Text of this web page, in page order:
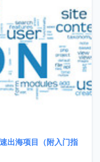
出海项目（附入门指